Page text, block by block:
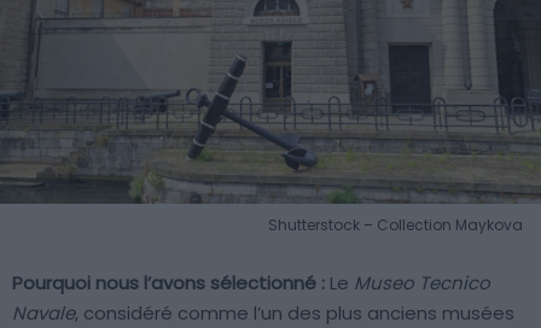
Shutterstock – Collection Maykova
Pourquoi nous l’avons sélectionné : Le Museo Tecnico
Navale, considéré comme l’un des plus anciens musées